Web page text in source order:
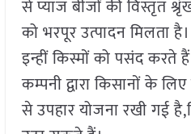
से प्याज बीजों की विस्तृत
को भरपूर उत्पादन मिलता
इन्हीं किस्मों को पसंद करते
कम्पनी द्वारा किसानों के
से उपहार योजना रखी गई